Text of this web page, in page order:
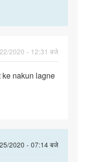
2020 - 12:31 बजे
nakun lagne
2020 - 07:14 बजे